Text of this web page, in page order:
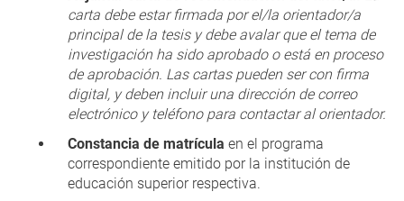
carta debe estar firmada por el/la orientador/a
principal de la tesis y debe avalar que el tema de
investigación ha sido aprobado o está en proceso
de aprobación. Las cartas pueden ser con firma
digital, y deben incluir una dirección de correo
electrónico y teléfono para contactar al orientador.
Constancia de matrícula en el programa
correspondiente emitido por la institución de
educación superior respectiva.